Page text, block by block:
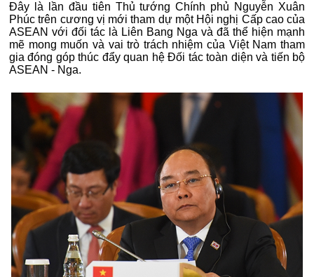
Đây là lần đầu tiên Thủ tướng Chính phủ Nguyễn Xuân
Phúc trên cương vị mới tham dự một Hội nghị Cấp cao của
ASEAN với đối tác là Liên Bang Nga và đã thể hiện mạnh
mẽ mong muốn và vai trò trách nhiệm của Việt Nam tham
gia đóng góp thúc đẩy quan hệ Đối tác toàn diện và tiến bộ
ASEAN - Nga.